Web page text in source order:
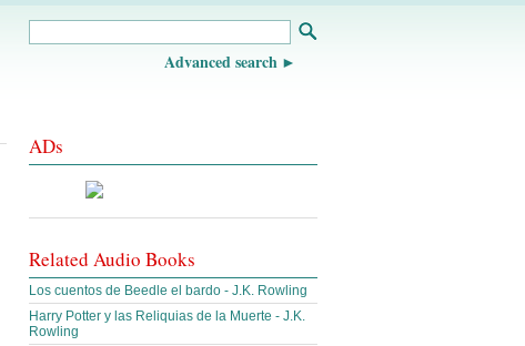
Advanced search
ADs
Related Audio Books
Los cuentos de Beedle el bardo - J.K. Rowling
Harry Potter y las Reliquias de la Muerte - J.K.
Rowling